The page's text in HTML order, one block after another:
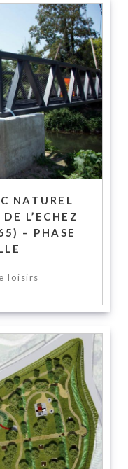
NATUREL
L’ECHEZ
– PHASE
loisirs